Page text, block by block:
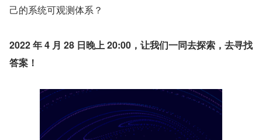
己的系统可观测体系？
2022 年 4 月 28 日晚上 20:00，让我们一同去探索，去寻找
答案！